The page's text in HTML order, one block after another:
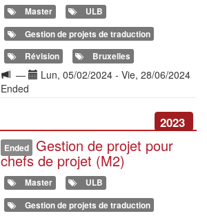
Master
ULB
Gestion de projets de traduction
Révision
Bruxelles
Langue
de
— Date(s)Lun, 05/02/2024 - Vie, 28/06/2024
Ended
2023
Ended Gestion de projet pour
chefs de projet (M2)
Master
ULB
Gestion de projets de traduction